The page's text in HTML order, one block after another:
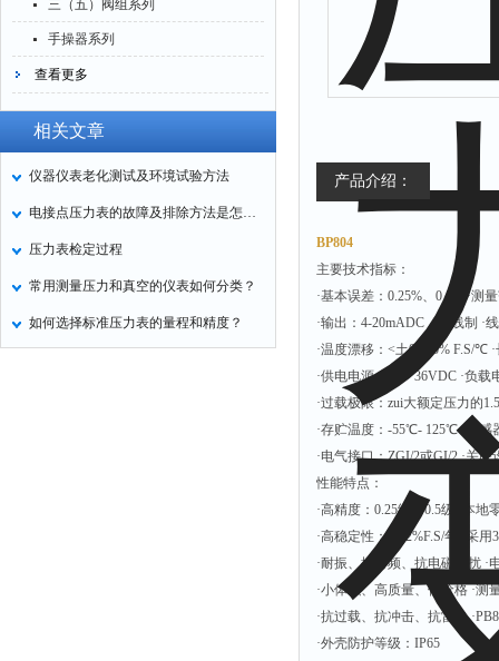
三（五）阀组系列
手操器系列
查看更多
相关文章
仪器仪表老化测试及环境试验方法
电接点压力表的故障及排除方法是怎样的？
压力表检定过程
常用测量压力和真空的仪表如何分类？
如何选择标准压力表的量程和精度？
产品介绍：
BP804
主要技术指标：
·基本误差：0.25%、0.5% ·测
·输出：4-20mADC 二线制 ·
·温度漂移：<土0.025% F.S/℃
·供电电源：12－36VDC ·负载
·过载极限：zui大额定压力的
·存贮温度：-55℃- 125℃ ·传感
·电气接口：ZGI/2或GI/2 ·关
性能特点：
·高精度：0.25级、0.5级 ·本
·高稳定性：≤0.2%F.S/年 ·采
·耐振、抗射频、抗电磁干扰 ·
·小体积、高质量、低价格 ·测
·抗过载、抗冲击、抗雷击
·外壳防护等级：IP65